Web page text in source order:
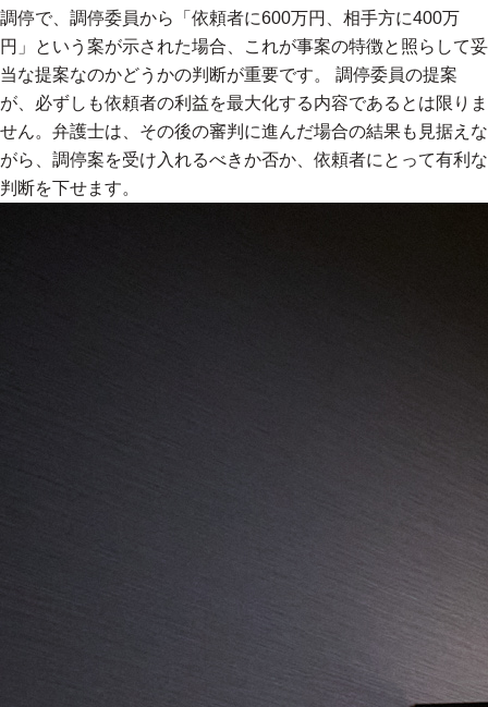
調停で、調停委員から「依頼者に600万円、相手方に400万
円」という案が示された場合、これが事案の特徴と照らして妥
当な提案なのかどうかの判断が重要です。 調停委員の提案
が、必ずしも依頼者の利益を最大化する内容であるとは限りま
せん。弁護士は、その後の審判に進んだ場合の結果も見据えな
がら、調停案を受け入れるべきか否か、依頼者にとって有利な
判断を下せます。